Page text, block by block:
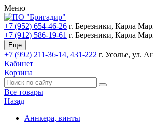
Меню
+7 (952) 654-46-26 г. Березники, Карла
+7 (912) 586-19-61 г. Березники, Карла
Еще
+7 (992) 211-36-14, 431-222 г. Усолье, ул.
Кабинет
Корзина
Все товары
Назад
Аннкера, винты